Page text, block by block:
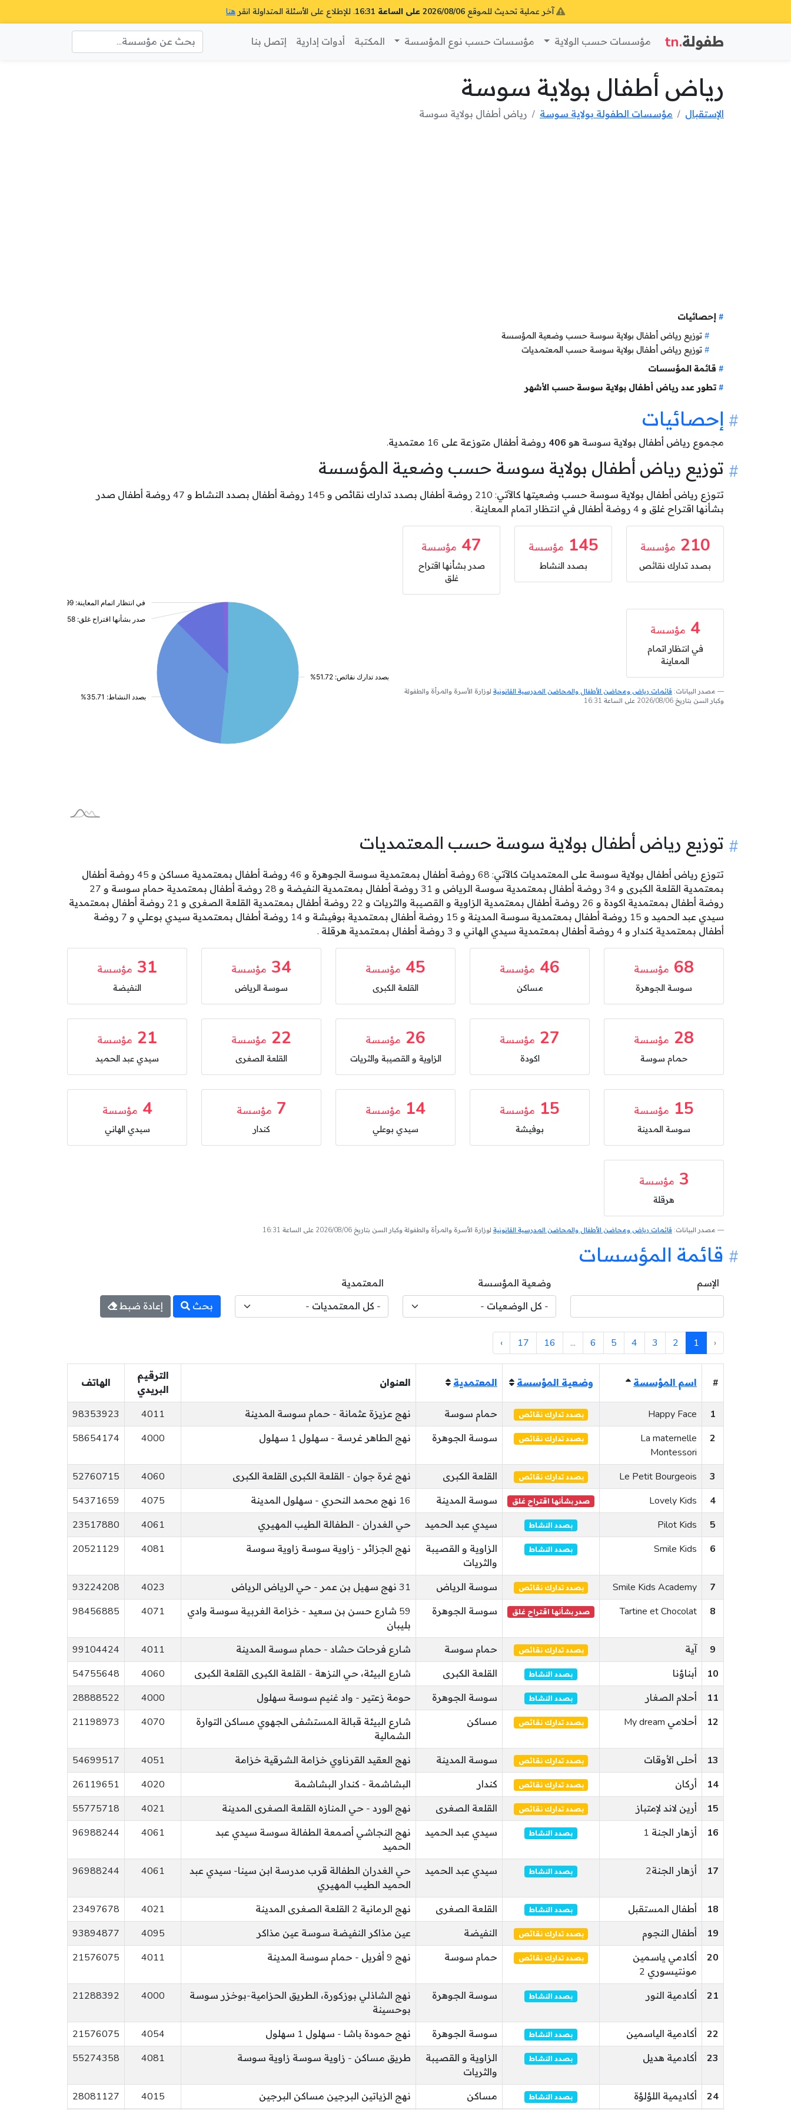
آخر عملية تحديث للموقع 2026/08/06 على الساعة 16:31 . للإطلاع على الأسئلة المتداولة انقر هنا
طفولة.tn مؤسسات حسب الولاية مؤسسات حسب نوع المؤسسة المكتبة أدوات إدارية إتصل بنا
رياض أطفال بولاية سوسة
الإستقبال مؤسسات الطفولة بولاية سوسة رياض أطفال بولاية سوسة
إحصائيات
توزيع رياض أطفال بولاية سوسة حسب وضعية المؤسسة
توزيع رياض أطفال بولاية سوسة حسب المعتمديات
قائمة المؤسسات
تطور عدد رياض أطفال بولاية سوسة حسب الأشهر
إحصائيات
مجموع رياض أطفال بولاية سوسة هو 406 روضة أطفال متوزعة على 16 معتمدية.
توزيع رياض أطفال بولاية سوسة حسب وضعية المؤسسة
تتوزع رياض أطفال بولاية سوسة حسب وضعيتها كالآتي: 210 روضة أطفال بصدد تدارك نقائص و 145 روضة أطفال بصدد النشاط و 47 روضة أطفال صدر
بشأنها اقتراح غلق و 4 روضة أطفال في انتظار اتمام المعاينة .
210 مؤسسة
بصدد تدارك نقائص
145 مؤسسة
بصدد النشاط
47 مؤسسة
صدر بشأنها اقتراح
غلق
4 مؤسسة
في انتظار اتمام
المعاينة
مصدر البيانات: قائمات رياض ومحاضن الأطفال والمحاضن المدرسية القانونية لوزارة الأسرة والمرأة والطفولة
وكبار السن بتاريخ 2026/08/06 على الساعة 16:31
توزيع رياض أطفال بولاية سوسة حسب المعتمديات
تتوزع رياض أطفال بولاية سوسة على المعتمديات كالآتي: 68 روضة أطفال بمعتمدية سوسة الجوهرة و 46 روضة أطفال بمعتمدية مساكن و 45 روضة أطفال
بمعتمدية القلعة الكبرى و 34 روضة أطفال بمعتمدية سوسة الرياض و 31 روضة أطفال بمعتمدية النفيضة و 28 روضة أطفال بمعتمدية حمام سوسة و 27
روضة أطفال بمعتمدية اكودة و 26 روضة أطفال بمعتمدية الزاوية و القصيبة والثريات و 22 روضة أطفال بمعتمدية القلعة الصغرى و 21 روضة أطفال بمعتمدية
سيدي عبد الحميد و 15 روضة أطفال بمعتمدية سوسة المدينة و 15 روضة أطفال بمعتمدية بوفيشة و 14 روضة أطفال بمعتمدية سيدي بوعلي و 7 روضة
أطفال بمعتمدية كندار و 4 روضة أطفال بمعتمدية سيدي الهاني و 3 روضة أطفال بمعتمدية هرقلة .
68 مؤسسة
سوسة الجوهرة
46 مؤسسة
مساكن
45 مؤسسة
القلعة الكبرى
34 مؤسسة
سوسة الرياض
31 مؤسسة
النفيضة
28 مؤسسة
حمام سوسة
27 مؤسسة
اكودة
26 مؤسسة
الزاوية و القصيبة والثريات
22 مؤسسة
القلعة الصغرى
21 مؤسسة
سيدي عبد الحميد
15 مؤسسة
سوسة المدينة
15 مؤسسة
بوفيشة
14 مؤسسة
سيدي بوعلي
7 مؤسسة
كندار
4 مؤسسة
سيدي الهاني
3 مؤسسة
هرقلة
مصدر البيانات: قائمات رياض ومحاضن الأطفال والمحاضن المدرسية القانونية لوزارة الأسرة والمرأة والطفولة وكبار السن بتاريخ 2026/08/06 على الساعة 16:31
قائمة المؤسسات
الإسم وضعية المؤسسة
المعتمدية
بحث
إعادة ضبط
‹
1
2
3
4
5
6
...
16
17
›
# اسم المؤسسة وضعية المؤسسة المعتمدية العنوان
الترقيم
البريدي
الهاتف
1
Happy Face بصدد تدارك نقائص حمام سوسة نهج عزيزة عثمانة - حمام سوسة المدينة 4011
98353923
2
La maternelle
Montessori
بصدد تدارك نقائص سوسة الجوهرة نهج الطاهر غرسة - سهلول 1 سهلول 4000
58654174
3
Le Petit Bourgeois بصدد تدارك نقائص القلعة الكبرى نهج غرة جوان - القلعة الكبرى القلعة الكبرى 4060
52760715
4
Lovely Kids صدر بشأنها اقتراح غلق سوسة المدينة 16 نهج محمد النحري - سهلول المدينة 4075
54371659
5
Pilot Kids بصدد النشاط سيدي عبد الحميد حي الغدران - الطفالة الطيب المهيري 4061
23517880
6
Smile Kids بصدد النشاط
الزاوية و القصيبة
والثريات
نهج الجزائر - زاوية سوسة زاوية سوسة 4081
20521129
7
Smile Kids Academy بصدد تدارك نقائص سوسة الرياض 31 نهج سهيل بن عمر - حي الرياض الرياض 4023
93224208
8
Tartine et Chocolat صدر بشأنها اقتراح غلق سوسة الجوهرة
59 شارع حسن بن سعيد - خزامة الغربية سوسة وادي
بليبان
4071
98456885
9 آية بصدد تدارك نقائص حمام سوسة شارع فرحات حشاد - حمام سوسة المدينة 4011
99104424
10
أبناؤنا بصدد النشاط القلعة الكبرى شارع البيئة، حي النزهة - القلعة الكبرى القلعة الكبرى 4060
54755648
11
أحلام الصغار بصدد النشاط سوسة الجوهرة حومة زعتير - واد غنيم سوسة سهلول 4000
28888522
12
أحلامي My dream بصدد تدارك نقائص مساكن
شارع البيئة قبالة المستشفى الجهوي مساكن التوارة
الشمالية
4070
21198973
13 أحلى الأوقات بصدد تدارك نقائص سوسة المدينة نهج العقيد القرناوي خزامة الشرقية خزامة 4051
54699517
14
أركان بصدد تدارك نقائص كندار البشاشمة - كندار البشاشمة 4020
26119651
15
أرين لاند لإمتباز بصدد تدارك نقائص القلعة الصغرى نهج الورد - حي المنازه القلعة الصغرى المدينة 4021
55775718
16
أزهار الجنة 1 بصدد النشاط سيدي عبد الحميد
نهج النجاشي أصمعة الطفالة سوسة سيدي عبد
الحميد
4061
96988244
17 أزهار الجنة2 بصدد النشاط سيدي عبد الحميد
حي الغدران الطفالة قرب مدرسة ابن سينا- سيدي عبد
الحميد الطيب المهيري
4061
96988244
18 أطفال المستقبل بصدد النشاط القلعة الصغرى نهج الرمانية 2 القلعة الصغرى المدينة 4021
23497678
19
أطفال النجوم بصدد تدارك نقائص النفيضة عين مذاكر النفيضة سوسة عين مذاكر 4095
93894877
20
أكادمي ياسمين
مونتيسوري 2
بصدد تدارك نقائص حمام سوسة نهج 9 أفريل - حمام سوسة المدينة 4011
21576075
21 أكادمية النور بصدد النشاط سوسة الجوهرة
نهج الشاذلي بوزكورة، الطريق الحزامية-بوخزر سوسة
بوحسينة
4000
21288392
22 أكادمية الياسمين بصدد النشاط سوسة الجوهرة نهج حمودة باشا - سهلول 1 سهلول 4054
21576075
23
أكادمية هديل بصدد النشاط
الزاوية و القصيبة
والثريات
طريق مساكن - زاوية سوسة زاوية سوسة 4081
55274358
24 أكاديمية اللؤلؤة بصدد النشاط مساكن نهج الزياتين البرجين مساكن البرجين 4015
28081127